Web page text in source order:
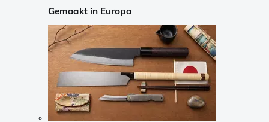
Gemaakt in Europa